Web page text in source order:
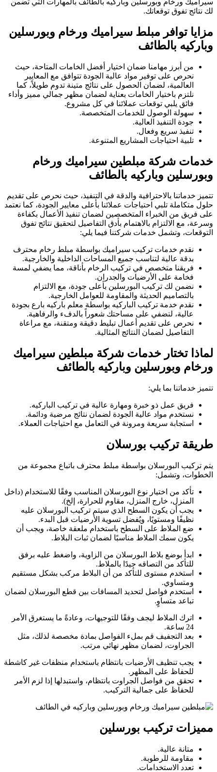
لك نتائج تفوق توقعاتك.
مزايا توافر مبلط سيراميك ورخام وبورسلين
وباركيه بالطائف
من أبرز مهامنا ضمان اختيار أفضل الخامات المتاحة، حيث
نحرص على توفير مواد عالية الجودة تتوافق مع المعايير
العالمية، لضمان الحصول على نتائج متينة تدوم طويلاً، كما
نلتزم باختيار الخامات بعناية لضمان مظهر جمالي مميز وأداء
فائق يلبي توقعات عملائنا في كل مشروع.
سهولة الوصول للخدمات المتخصصة.
جودة التنفيذ العالية.
تنفيذ سريع وفعال.
تلبية احتياجات المشاريع المتنوعة.
خدمات شركة مبلطين سيراميك ورخام
وبورسلين وباركيه بالطائف
تتميز خدماتنا بالاحترافية والدقة في التنفيذ، حيث نحرص على تقديم
حلول متكاملة تلبي احتياجات عملائنا بأعلى معايير الجودة، كما نعتمد
على فريق من الخبراء المتخصصين لضمان تنفيذ الأعمال بكفاءة
وسرعة، مع الالتزام بالاهتمام بأدق التفاصيل لتحقيق نتائج تفوق
التوقعات، وتشمل خدمات شركتنا فيما يلي:
نقدم خدمات تركيب سيراميك بواسطة مبلط رخام محترف
بدقة عالية لتناسب جميع المساحات الداخلية والخارجية.
فريقنا متخصص في تركيب الرخام بأناقة، مما يضفي لمسة
فخامة على الأرضيات والجدران.
نضمن لك تركيب البورسلين بأعلى جودة، مع الالتزام
بالتصاميم الحديثة والمقاومة للعوامل الخارجية.
نقدم خدمة تركيب الباركيه بواسطة معلم باركيه بارع بجودة
عالية، لتضفي على مساحتك شعوراً بالدفء والرفاهية.
نحرص على تقديم أعمال تبليط دقيقة ومتقنة، مع مراعاة
التفاصيل لضمان النتائج المثالية.
لماذا تختار خدمات شركة مبلطين سيراميك
ورخام وبورسلين وباركيه بالطائف
تتميز خدماتنا بما يلي:
فريق عمل ذو خبرة ومهارة عالية في تركيب الباركيه.
نستخدم مواد عالية الجودة لضمان نتائج مرضية ودائمة.
استجابة سريعة ومرونة في التعامل مع احتياجات العملاء.
طريقة تركيب بورسلان
يتم تركيب البورسلان بواسطة مبلط محترف باتباع مجموعة من
الخطوات، وتشمل:
تأكد من اختيار نوع البورسلان المناسب وفقًا للاستخدام (داخل
المنزل، خارج المنزل، مقاوم للحرارة، إلخ).
يجب أن يكون السطح الذي سيتم تركيب البورسلان عليه
نظيفًا ومستويًا، ويُفضل تسوية الأرضيات قبل البدء.
ضع الملاط على السطح باستخدام ملعقة خاصة، ويجب أن
يكون سمك الملاط مناسبًا لضمان ثبات البلاط.
ابدأ بوضع بلاط البورسلان من الزاوية، واضغط عليه برفق
للتأكد من التصاقه جيدًا بالملاط.
استخدم مستوى للتأكد من أن البلاط مركب بشكل مستقيم
ومتساوي.
استخدم فواصل لتحديد المسافات بين قطع البورسلان لضمان
تباعد متساوٍ.
اترك الملاط ليجف وفقًا للتوجيهات، وعادةً ما يستغرق الأمر
24 ساعة.
بعد التجفيف قم بملء الفواصل بمادة مخصصة لذلك، مثل
الجراوت، لضمان مظهر نهائي مرتب.
يجب تنظيف الأرضيات بانتظام باستخدام منظفات غير كاشطة
للحفاظ على المظهر.
تحقق من فواصل الجراوت بانتظام، واستبدلها إذا لزم الأمر
للحفاظ على جمالية التركيب.
مميزات تركيب بورسلين
متانة عالية.
مقاومة للرطوبة.
تعدد الاستخدامات.